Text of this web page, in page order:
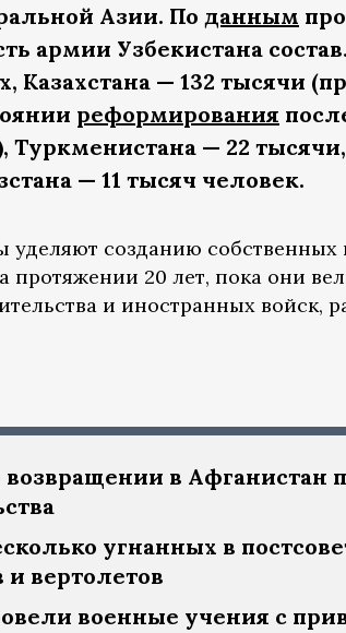
Азии. По данным
армии Узбекистана
— 132 тысячи
реформирования
Туркменистана — 22
— 11 тысяч человек.
уделяют созданию
протяжении 20 лет, пока они
и иностранных войск,
в Афганистан
угнанных в
вертолетов
военные учения с